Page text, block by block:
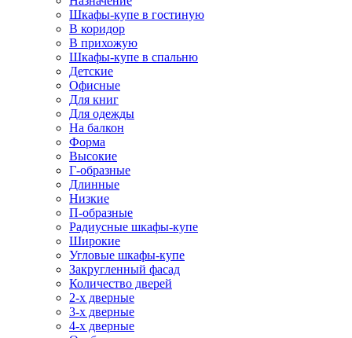
Шкафы-купе в гостиную
В коридор
В прихожую
Шкафы-купе в спальню
Детские
Офисные
Для книг
Для одежды
На балкон
Форма
Высокие
Г-образные
Длинные
Низкие
П-образные
Радиусные шкафы-купе
Широкие
Угловые шкафы-купе
Закругленный фасад
Количество дверей
2-х дверные
3-х дверные
4-х дверные